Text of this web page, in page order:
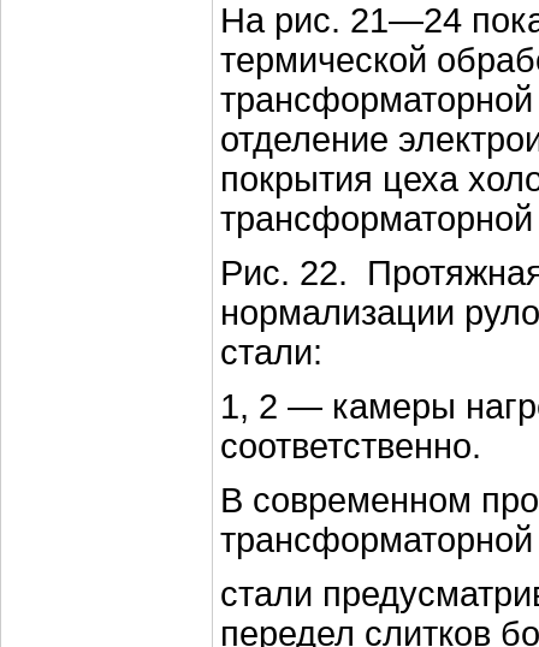
На рис. 21—24
термической
отделение
покрытия цеха
трансформаторной
Рис. 22.
нормализации
стали:
1, 2 — камеры
соответственно.
В современном
трансформаторной
стали
передел слитков